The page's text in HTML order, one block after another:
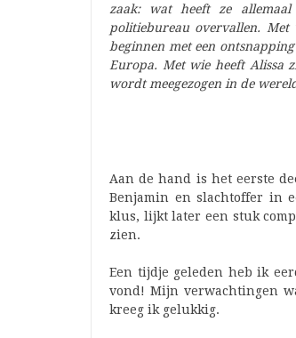
zaak: wat heeft ze
politiebureau overvallen.
beginnen met een
Europa. Met wie heeft Alissa
wordt meegezogen in de
Aan de hand is het eerste
Benjamin en slachtoffer in
klus, lijkt later een stuk
zien.
Een tijdje geleden heb ik
vond! Mijn verwachtingen
kreeg ik gelukkig.